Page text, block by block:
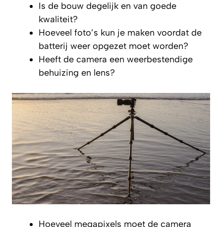
Is de bouw degelijk en van goede
kwaliteit?
Hoeveel foto’s kun je maken voordat de
batterij weer opgezet moet worden?
Heeft de camera een weerbestendige
behuizing en lens?
Hoeveel megapixels moet de camera